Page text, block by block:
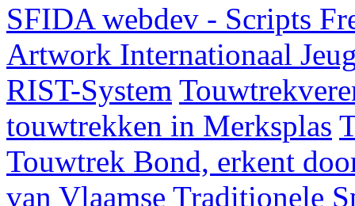
SFIDA webdev - Scripts
Artwork Internationaal
RIST-System
touwtrekken in Merksplas
Touwtrek Bond, erkent
van Vlaamse Traditionele